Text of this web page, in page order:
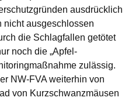
ausdrücklich
nicht ausgeschlossen
die Schlagfallen getötet
noch die „Apfel-
zulässig.
NW-FVA weiterhin von
von Kurzschwanzmäusen